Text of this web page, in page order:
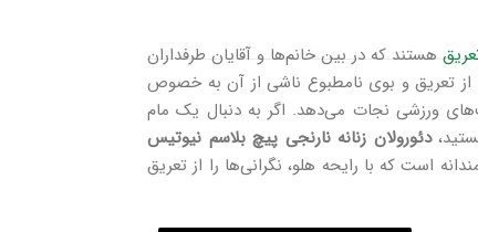
هستند که در بین خانم‌ها و آقایان طرفداران
از تعریق و بوی نامطبوع ناشی از آن به خصوص
ورزشی نجات می‌دهد. اگر به دنبال یک مام
دئورولان زنانه نارنجی پیچ بلاسم نیوتیس
است که با رایحه هلو، نگرانی‌ها را از تعریق